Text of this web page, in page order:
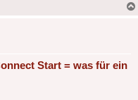
Start = was für ein